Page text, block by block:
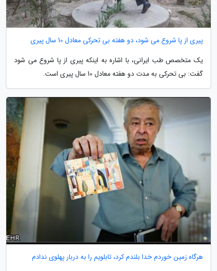
پیری از پا شروع می شود، دو هفته بی تحرکی معادل 10 سال پیری
یک متخصص طب ایرانی، با اشاره به اینکه پیری از پا شروع می شود
گفت: بی تحرکی به مدت دو هفته معادل 10 سال پیری است.
هرگاه زمین خوردم خدا بلندم کرد، تابلویم را به دربار پهلوی ندادم